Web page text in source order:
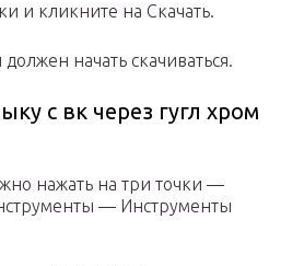
и кликните на Скачать.
начать скачиваться.
с вк через гугл хром
нажать на три точки —
— Инструменты